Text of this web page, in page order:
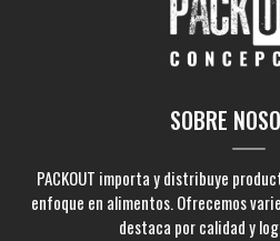
SOBRE
PACKOUT importa y distribuye
enfoque en alimentos. Ofrecemos
destaca por calidad y